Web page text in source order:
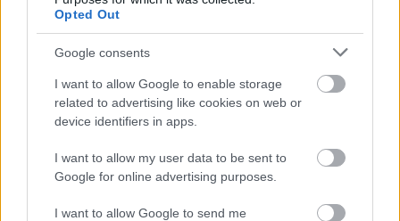
Opted Out
Google consents
I want to allow Google to enable storage
related to advertising like cookies on web or
device identifiers in apps.
I want to allow my user data to be sent to
Google for online advertising purposes.
I want to allow Google to send me